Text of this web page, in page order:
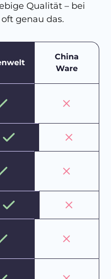
Qualität – bei
genau das.
China
Ware